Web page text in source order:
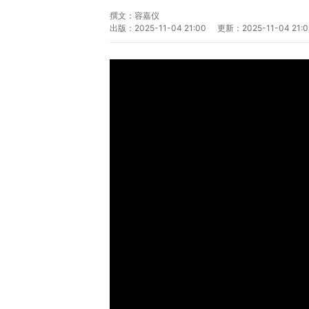
撰文： 容嘉仪
出版： 2025-11-04 21:00 更新： 2025-11-04